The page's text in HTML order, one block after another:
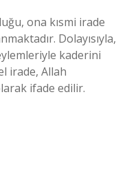
ona kısmi irade
Dolayısıyla,
kaderini
irade, Allah
ifade edilir.